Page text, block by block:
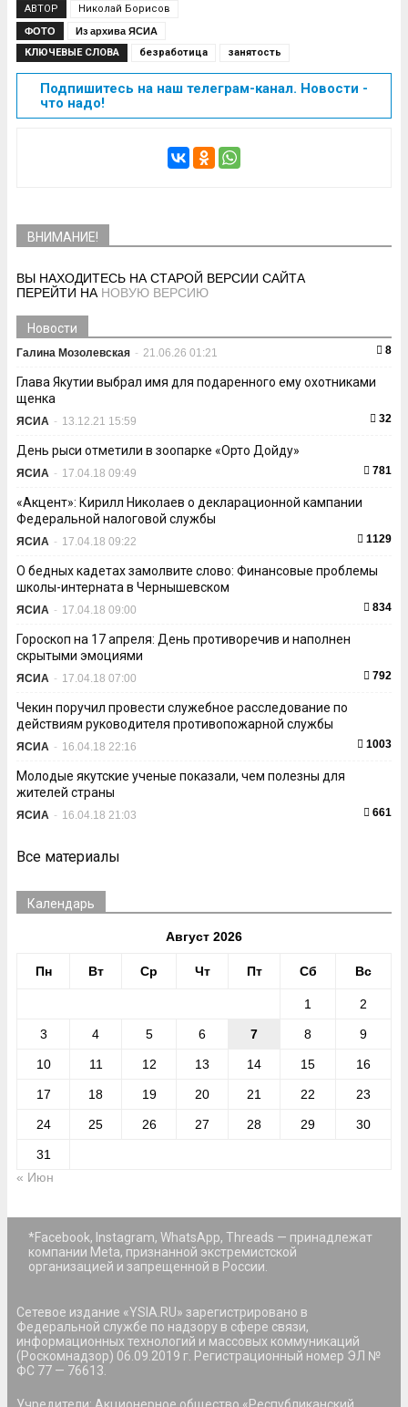
АВТОР Николай Борисов
ФОТО Из архива ЯСИА
КЛЮЧЕВЫЕ СЛОВА безработица занятость
Подпишитесь на наш телеграм-канал. Новости -
что надо!
ВНИМАНИЕ!
ВЫ НАХОДИТЕСЬ НА СТАРОЙ ВЕРСИИ САЙТА
ПЕРЕЙТИ НА НОВУЮ ВЕРСИЮ
Новости
Галина Мозолевская - 21.06.26 01:21 8
Глава Якутии выбрал имя для подаренного ему охотниками
щенка
ЯСИА - 13.12.21 15:59 32
День рыси отметили в зоопарке «Орто Дойду»
ЯСИА - 17.04.18 09:49 781
«Акцент»: Кирилл Николаев о декларационной кампании
Федеральной налоговой службы
ЯСИА - 17.04.18 09:22 1129
О бедных кадетах замолвите слово: Финансовые проблемы
школы-интерната в Чернышевском
ЯСИА - 17.04.18 09:00 834
Гороскоп на 17 апреля: День противоречив и наполнен
скрытыми эмоциями
ЯСИА - 17.04.18 07:00 792
Чекин поручил провести служебное расследование по
действиям руководителя противопожарной службы
ЯСИА - 16.04.18 22:16 1003
Молодые якутские ученые показали, чем полезны для
жителей страны
ЯСИА - 16.04.18 21:03 661
Все материалы
Календарь
Август 2026
Пн Вт Ср Чт Пт Сб Вс
1 2
3 4 5 6 7 8 9
10 11 12 13 14 15 16
17 18 19 20 21 22 23
24 25 26 27 28 29 30
31
« Июн
*Facebook, Instagram, WhatsApp, Threads — принадлежат
компании Meta, признанной экстремистской
организацией и запрещенной в России.
Сетевое издание «YSIA.RU» зарегистрировано в
Федеральной службе по надзору в сфере связи,
информационных технологий и массовых коммуникаций
(Роскомнадзор) 06.09.2019 г. Регистрационный номер ЭЛ №
ФС 77 — 76613.